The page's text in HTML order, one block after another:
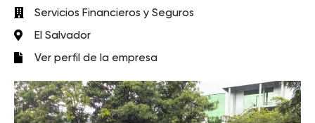
Servicios Financieros y Seguros
El Salvador
Ver perfil de la empresa